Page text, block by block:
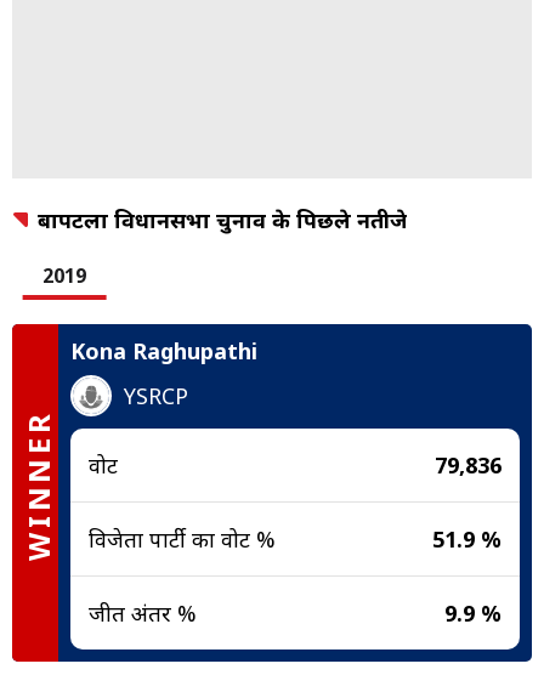
बापटला विधानसभा चुनाव के पिछले नतीजे
2019
WINNER
Kona Raghupathi
YSRCP
वोट 79,836
विजेता पार्टी का वोट % 51.9 %
जीत अंतर % 9.9 %